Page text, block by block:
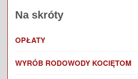
Na skróty
OPŁATY
WYRÓB RODOWODY KOCIĘTOM